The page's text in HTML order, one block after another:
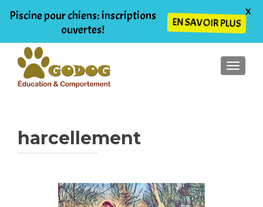
harcellement
Piscine pour chiens: inscriptions
ouvertes!
EN SAVOIR PLUS
X